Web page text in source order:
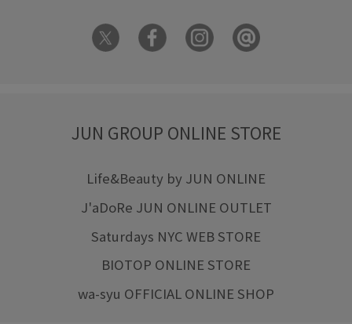
JUN GROUP ONLINE STORE
Life&Beauty by JUN ONLINE
J'aDoRe JUN ONLINE OUTLET
Saturdays NYC WEB STORE
BIOTOP ONLINE STORE
wa-syu OFFICIAL ONLINE SHOP